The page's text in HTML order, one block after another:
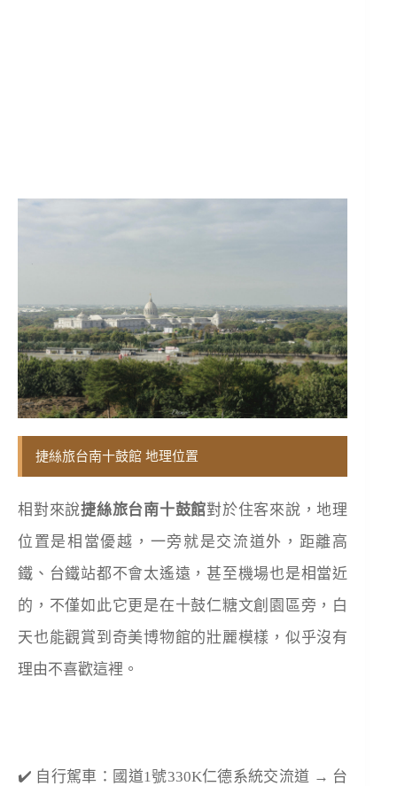
捷絲旅台南十鼓館 地理位置
相對來說捷絲旅台南十鼓館對於住客來說，地理
位置是相當優越，一旁就是交流道外，距離高
鐵、台鐵站都不會太遙遠，甚至機場也是相當近
的，不僅如此它更是在十鼓仁糖文創園區旁，白
天也能觀賞到奇美博物館的壯麗模樣，似乎沒有
理由不喜歡這裡。
✔️ 自行駕車：國道1號330K仁德系統交流道 → 台